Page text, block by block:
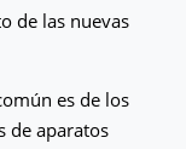
de las nuevas
es de los
de aparatos